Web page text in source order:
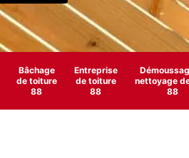
Bâchage
de toiture
88
Entreprise
de toiture
88
nettoyage
88